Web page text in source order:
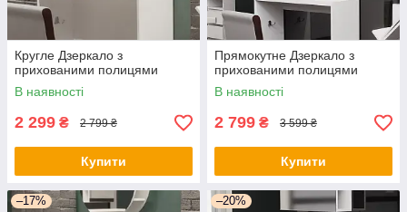
Кругле Дзеркало з
прихованими полицями
В наявності
2 299 ₴ 2 799 ₴
Купити
Прямокутне Дзеркало з
прихованими полицями
В наявності
2 799 ₴ 3 599 ₴
Купити
–17% –20%